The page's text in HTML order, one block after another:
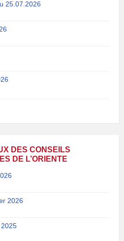
25.07.2026
DES CONSEILS
DE L’ORIENTE
2026